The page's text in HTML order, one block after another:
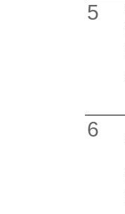
5
6